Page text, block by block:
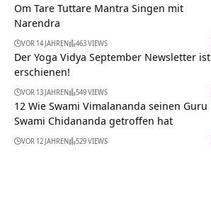
Om Tare Tuttare Mantra Singen mit
Narendra
VOR 14 JAHREN 463 VIEWS
Der Yoga Vidya September Newsletter ist
erschienen!
VOR 13 JAHREN 549 VIEWS
12 Wie Swami Vimalananda seinen Guru
Swami Chidananda getroffen hat
VOR 12 JAHREN 529 VIEWS